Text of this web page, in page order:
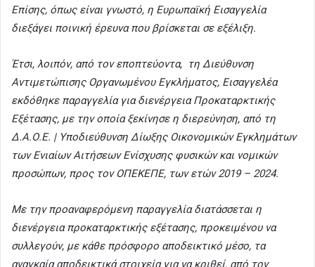
Επίσης, όπως είναι γνωστό, η Ευρωπαϊκή Εισαγγελία
διεξάγει ποινική έρευνα που βρίσκεται σε εξέλιξη.
Έτσι, λοιπόν, από τον εποπτεύοντα, τη Διεύθυνση
Αντιμετώπισης Οργανωμένου Εγκλήματος, Εισαγγελέα
εκδόθηκε παραγγελία για διενέργεια Προκαταρκτικής
Εξέτασης, με την οποία ξεκίνησε η διερεύνηση, από τη
Δ.Α.Ο.Ε. | Υποδιεύθυνση Δίωξης Οικονομικών Εγκλημάτων
των Ενιαίων Αιτήσεων Ενίσχυσης φυσικών και νομικών
προσώπων, προς τον ΟΠΕΚΕΠΕ, των ετών 2019 – 2024.
Με την προαναφερόμενη παραγγελία διατάσσεται η
διενέργεια προκαταρκτικής εξέτασης, προκειμένου να
συλλεγούν, με κάθε πρόσφορο αποδεικτικό μέσο, τα
αναγκαία αποδεικτικά στοιχεία για να κριθεί, από τον